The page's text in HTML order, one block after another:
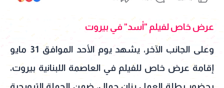
عرض خاص لفيلم "أسد" في بيروت
وعلى الجانب الآخر، يشهد يوم الأحد الموافق 31 مايو
إقامة عرض خاص للفيلم في العاصمة اللبنانية بيروت،